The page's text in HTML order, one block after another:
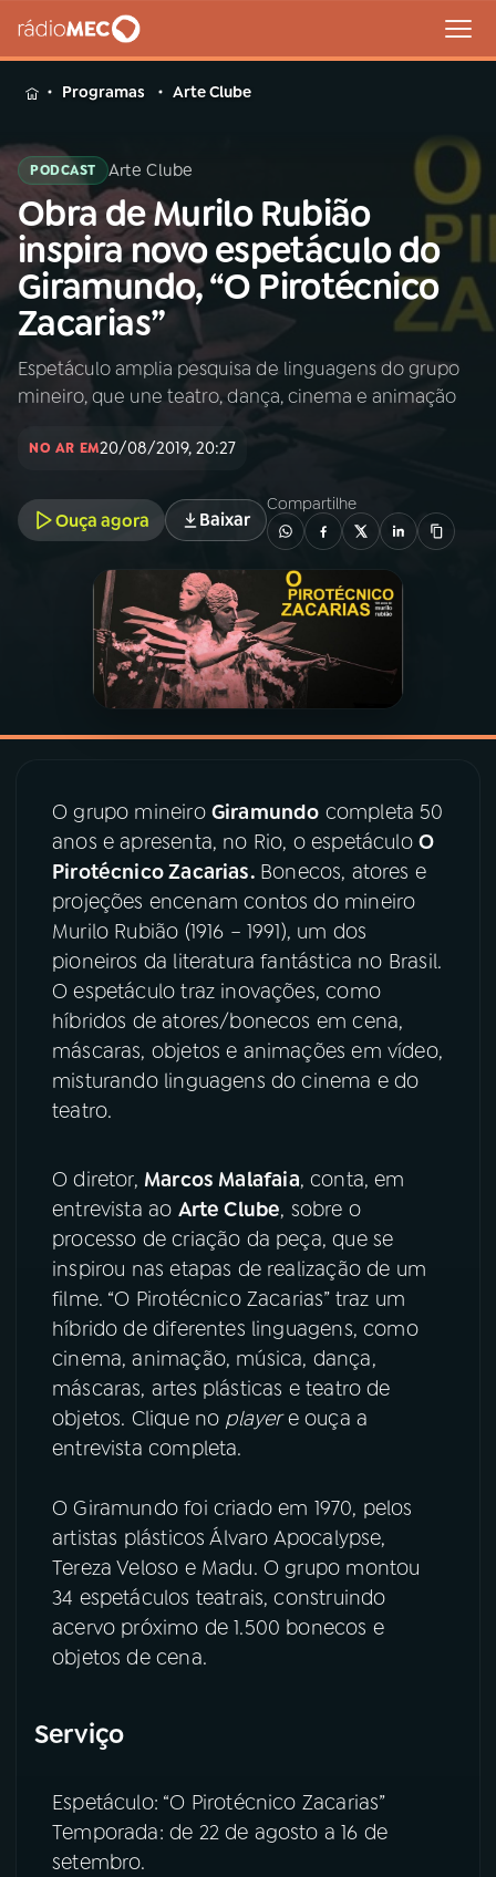
MENU
Buscar
na
Rádio
MEC
Buscar
Início
01INÍCIO
PROGRAMAS
PODCASTS
07ÚLTIMAS
08PRÊMIO RÁDIO MEC
ACOMPANHE A RÁDIO MEC
YouTube Facebook
Programas Arte Clube
PODCAST Arte Clube
Obra de Murilo Rubião
inspira novo espetáculo do
Giramundo, “O Pirotécnico
Zacarias”
Espetáculo amplia pesquisa de linguagens do grupo
mineiro, que une teatro, dança, cinema e animação
NO AR EM20/08/2019, 20:27
Ouça agora Baixar
Compartilhe
O grupo mineiro Giramundo completa 50
anos e apresenta, no Rio, o espetáculoO
Pirotécnico Zacarias. Bonecos, atores e
projeções encenam contos do mineiro
Murilo Rubião (1916 – 1991), um dos
pioneiros da literatura fantástica no Brasil.
O espetáculo traz inovações, como
híbridos de atores/bonecos em cena,
máscaras, objetos e animações em vídeo,
misturando linguagens do cinema e do
teatro.
O diretor, Marcos Malafaia, conta, em
entrevista ao Arte Clube, sobre o
processo de criação da peça, que se
inspirou nas etapas de realização de um
filme. “O Pirotécnico Zacarias” traz um
híbrido de diferentes linguagens, como
cinema, animação, música, dança,
máscaras, artes plásticas e teatro de
objetos. Clique no playere ouça a
entrevista completa.
O Giramundo foi criado em 1970, pelos
artistas plásticos Álvaro Apocalypse,
Tereza Veloso e Madu. O grupo montou
34 espetáculos teatrais, construindo
acervo próximo de 1.500 bonecos e
objetos de cena.
Serviço
Espetáculo: “O Pirotécnico Zacarias”
Temporada: de 22 de agosto a 16 de
setembro.